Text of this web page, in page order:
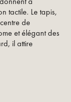
tactile. Le tapis,
de
et élégant des
il attire